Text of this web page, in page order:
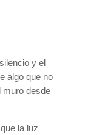
y el
algo que no
muro desde
la luz